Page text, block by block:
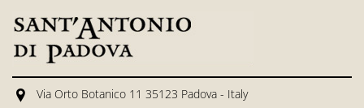
Via Orto Botanico 11 35123 Padova - Italy